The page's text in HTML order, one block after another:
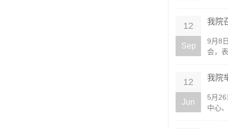
12
Sep
我院
​9月8
会，
12
Jun
我院
5月
中心